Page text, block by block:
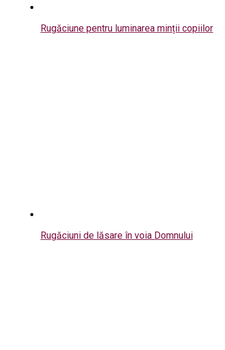
Rugăciune pentru luminarea minții copiilor
Rugăciuni de lăsare în voia Domnului